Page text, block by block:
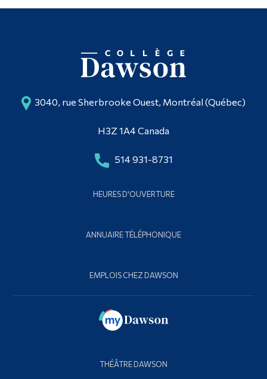
3040, rue Sherbrooke Ouest, Montréal (Québec)
H3Z 1A4 Canada
514 931-8731
HEURES D'OUVERTURE
ANNUAIRE TÉLÉPHONIQUE
EMPLOIS CHEZ DAWSON
THÉÂTRE DAWSON